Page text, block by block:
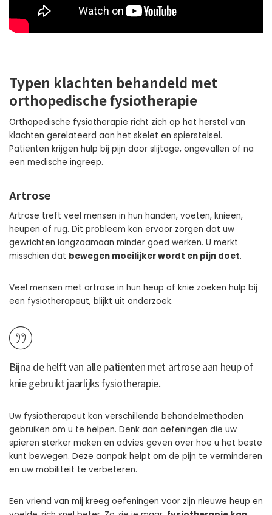
Typen klachten behandeld met
orthopedische fysiotherapie
Orthopedische fysiotherapie richt zich op het herstel van
klachten gerelateerd aan het skelet en spierstelsel.
Patiënten krijgen hulp bij pijn door slijtage, ongevallen of na
een medische ingreep.
Artrose
Artrose treft veel mensen in hun handen, voeten, knieën,
heupen of rug. Dit probleem kan ervoor zorgen dat uw
gewrichten langzaamaan minder goed werken. U merkt
misschien dat bewegen moeilijker wordt en pijn doet.
Veel mensen met artrose in hun heup of knie zoeken hulp bij
een fysiotherapeut, blijkt uit onderzoek.
Bijna de helft van alle patiënten met artrose aan heup of
knie gebruikt jaarlijks fysiotherapie.
Uw fysiotherapeut kan verschillende behandelmethoden
gebruiken om u te helpen. Denk aan oefeningen die uw
spieren sterker maken en advies geven over hoe u het beste
kunt bewegen. Deze aanpak helpt om de pijn te verminderen
en uw mobiliteit te verbeteren.
Een vriend van mij kreeg oefeningen voor zijn nieuwe heup en